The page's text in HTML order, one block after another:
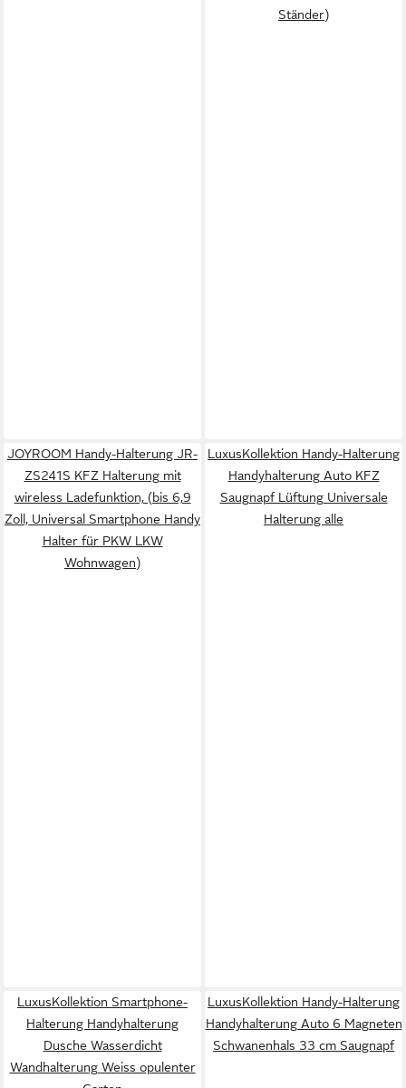
Ständer)
JOYROOM Handy-Halterung JR-
ZS241S KFZ Halterung mit
wireless Ladefunktion, (bis 6,9
Zoll, Universal Smartphone Handy
Halter für PKW LKW
Wohnwagen)
LuxusKollektion Handy-Halterung
Handyhalterung Auto KFZ
Saugnapf Lüftung Universale
Halterung alle
LuxusKollektion Smartphone-
Halterung Handyhalterung
Dusche Wasserdicht
Wandhalterung Weiss opulenter
LuxusKollektion Handy-Halterung
Handyhalterung Auto 6 Magneten
Schwanenhals 33 cm Saugnapf